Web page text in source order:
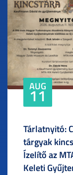
AUG
11
Tárlatnyitó:
tárgyak
Ízelítő az
Keleti